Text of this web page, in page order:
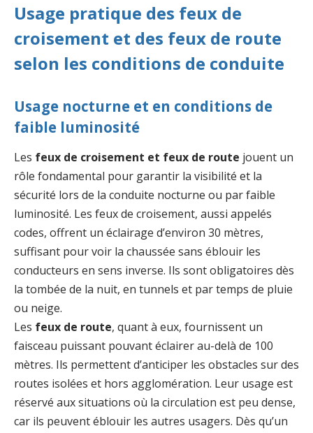
Usage pratique des feux de
croisement et des feux de route
selon les conditions de conduite
Usage nocturne et en conditions de
faible luminosité
Les feux de croisement et feux de route jouent un
rôle fondamental pour garantir la visibilité et la
sécurité lors de la conduite nocturne ou par faible
luminosité. Les feux de croisement, aussi appelés
codes, offrent un éclairage d’environ 30 mètres,
suffisant pour voir la chaussée sans éblouir les
conducteurs en sens inverse. Ils sont obligatoires dès
la tombée de la nuit, en tunnels et par temps de pluie
ou neige.
Les feux de route, quant à eux, fournissent un
faisceau puissant pouvant éclairer au-delà de 100
mètres. Ils permettent d’anticiper les obstacles sur des
routes isolées et hors agglomération. Leur usage est
réservé aux situations où la circulation est peu dense,
car ils peuvent éblouir les autres usagers. Dès qu’un